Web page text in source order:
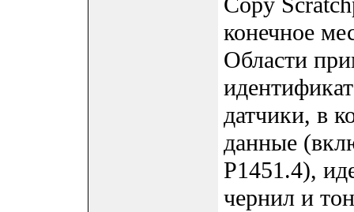
конечное
Области
датчики, в
данные
P1451.4),
чернил и